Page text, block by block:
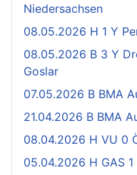
Niedersachsen
08.05.2026 H 1 Y
08.05.2026 B 3 Y
Goslar
07.05.2026 B BMA
21.04.2026 B BMA
08.04.2026 H VU 0
05.04.2026 H GAS